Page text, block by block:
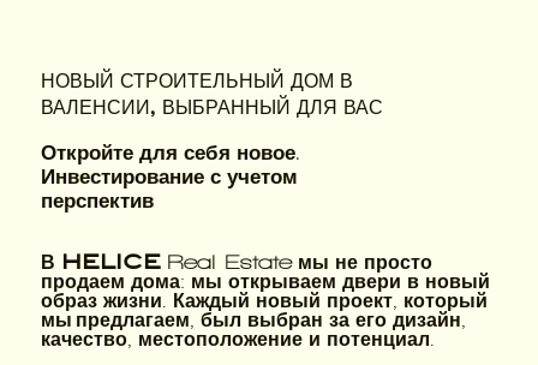
НОВЫЙ СТРОИТЕЛЬНЫЙ ДОМ В
ВАЛЕНСИИ, ВЫБРАННЫЙ ДЛЯ ВАС
Откройте для себя новое.
Инвестирование с учетом
перспектив
В HELICE Real Estateмы не просто
продаем дома: мы открываем двери в новый
образ жизни. Каждый новый проект, который
мы предлагаем, был выбран за его дизайн,
качество, местоположение и потенциал.